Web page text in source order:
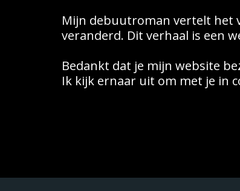
Mijn debuutroman vertelt het
veranderd. Dit verhaal is een
Bedankt dat je mijn website
Ik kijk ernaar uit om met je in